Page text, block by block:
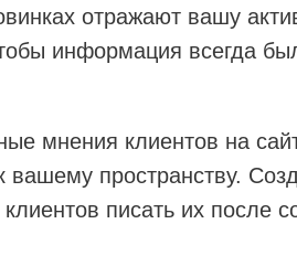
отражают вашу
информация всегда
мнения клиентов на
вашему пространству.
писать их после